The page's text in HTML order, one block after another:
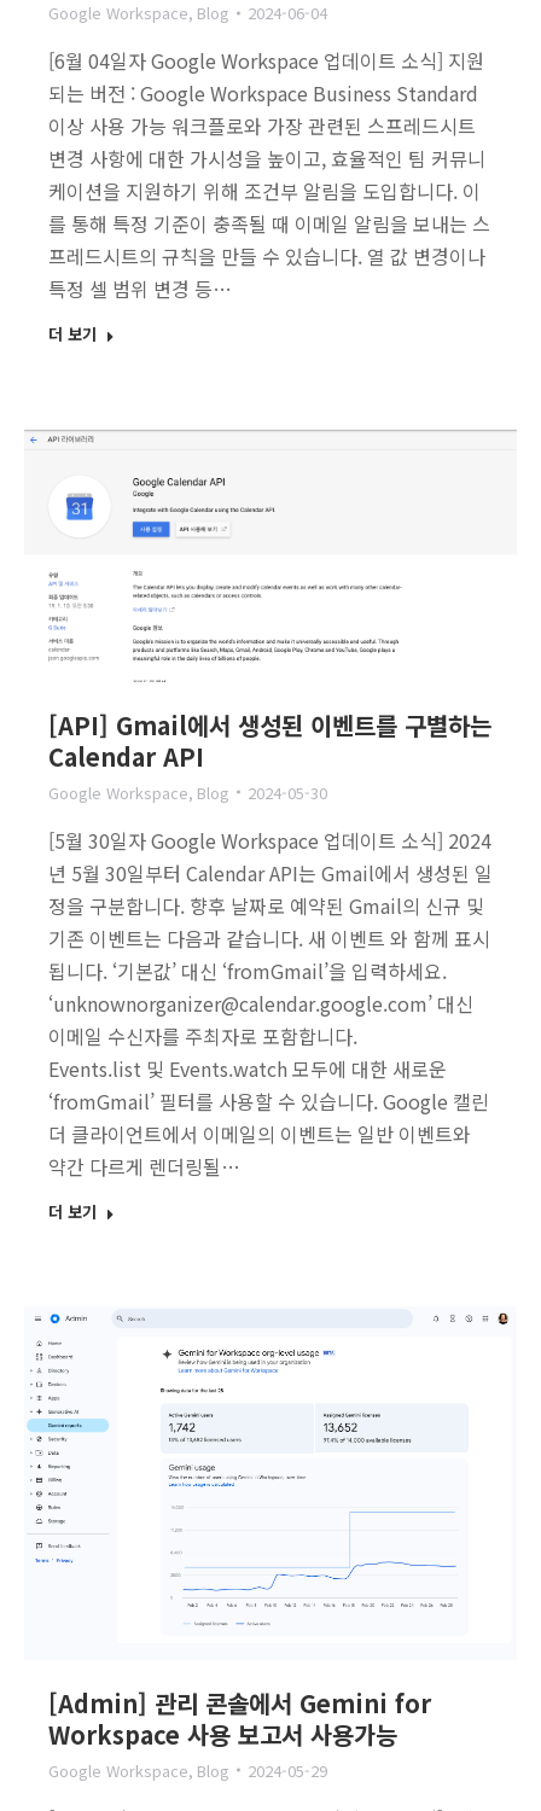
Google Workspace, Blog 2024-06-04
[6월 04일자 Google Workspace 업데이트 소식] 지원
되는 버전 : Google Workspace Business Standard
이상 사용 가능 워크플로와 가장 관련된 스프레드시트
변경 사항에 대한 가시성을 높이고, 효율적인 팀 커뮤니
케이션을 지원하기 위해 조건부 알림을 도입합니다. 이
를 통해 특정 기준이 충족될 때 이메일 알림을 보내는 스
프레드시트의 규칙을 만들 수 있습니다. 열 값 변경이나
특정 셀 범위 변경 등…
더 보기
[API] Gmail에서 생성된 이벤트를 구별하는
Calendar API
Google Workspace, Blog 2024-05-30
[5월 30일자 Google Workspace 업데이트 소식] 2024
년 5월 30일부터 Calendar API는 Gmail에서 생성된 일
정을 구분합니다. 향후 날짜로 예약된 Gmail의 신규 및
기존 이벤트는 다음과 같습니다. 새 이벤트 와 함께 표시
됩니다. ‘기본값’ 대신 ‘fromGmail’을 입력하세요.
‘unknownorganizer@calendar.google.com’ 대신
이메일 수신자를 주최자로 포함합니다.
Events.list 및 Events.watch 모두에 대한 새로운
‘fromGmail’ 필터를 사용할 수 있습니다. Google 캘린
더 클라이언트에서 이메일의 이벤트는 일반 이벤트와
약간 다르게 렌더링될…
더 보기
[Admin] 관리 콘솔에서 Gemini for
Workspace 사용 보고서 사용가능
Google Workspace, Blog 2024-05-29